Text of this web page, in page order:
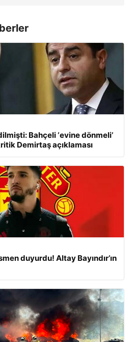
Bahçeli ‘evine dönmeli’
Demirtaş açıklaması
duyurdu! Altay Bayındır’ın